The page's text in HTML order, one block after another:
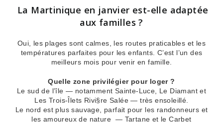
‍‍‍ La Martinique en janvier est-elle adaptée
aux familles ?
Oui, les plages sont calmes, les routes praticables et les
températures parfaites pour les enfants. C’est l’un des
meilleurs mois pour venir en famille.
Quelle zone privilégier pour loger ?
Le sud de l’île — notamment Sainte-Luce, Le Diamant et
Les Trois-Îlets Rivi§re Salée — très ensoleillé.
Le nord est plus sauvage, parfait pour les randonneurs et
les amoureux de nature — Tartane et le Carbet